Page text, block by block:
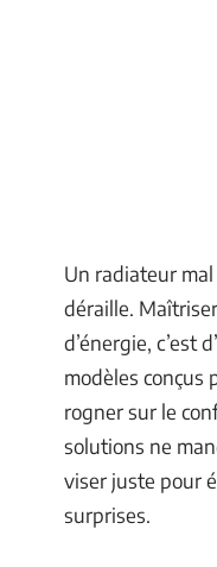
Un radiateur mal
déraille.
d’énergie, c’est
modèles conçus
rogner sur le
solutions ne
viser juste pour
surprises.